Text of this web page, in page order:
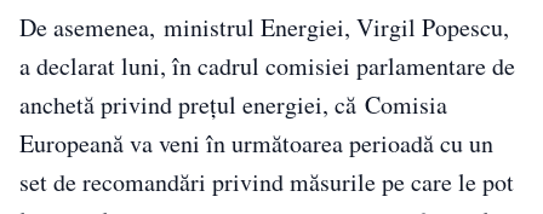
De asemenea, ministrul Energiei, Virgil Popescu,
a declarat luni, în cadrul comisiei parlamentare de
anchetă privind preţul energiei, că Comisia
Europeană va veni în următoarea perioadă cu un
set de recomandări privind măsurile pe care le pot